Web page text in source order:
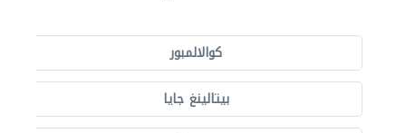
كوالالمبور
بيتالينغ جايا